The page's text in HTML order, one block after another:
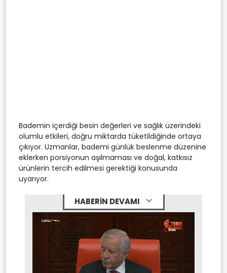
Bademin içerdiği besin değerleri ve sağlık üzerindeki
olumlu etkileri, doğru miktarda tüketildiğinde ortaya
çıkıyor. Uzmanlar, bademi günlük beslenme düzenine
eklerken porsiyonun aşılmaması ve doğal, katkısız
ürünlerin tercih edilmesi gerektiği konusunda
uyarıyor.
HABERİN DEVAMI